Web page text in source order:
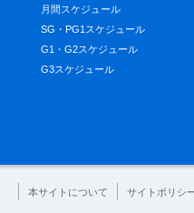
月間スケジュール
SG・PG1スケジュール
G1・G2スケジュール
G3スケジュール
本サイトについて サイトポリシ